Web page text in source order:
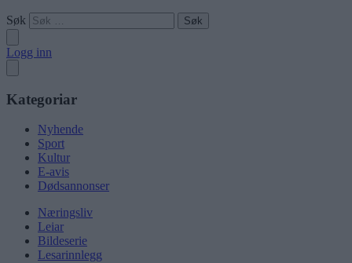
Søk
Logg inn
Kategoriar
Nyhende
Sport
Kultur
E-avis
Dødsannonser
Næringsliv
Leiar
Bildeserie
Lesarinnlegg